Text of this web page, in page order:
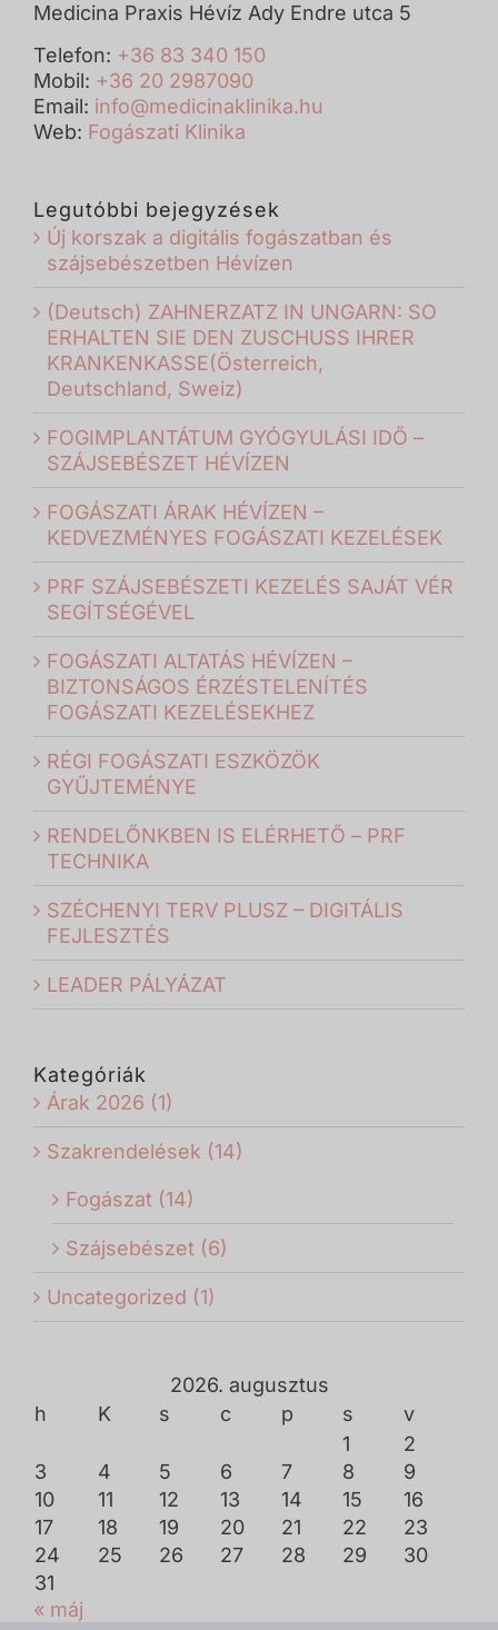
Medicina Praxis Hévíz Ady Endre utca 5
Telefon: +36 83 340 150
Mobil: +36 20 2987090
Email: info@medicinaklinika.hu
Web: Fogászati Klinika
Legutóbbi bejegyzések
Új korszak a digitális fogászatban és
szájsebészetben Hévízen
(Deutsch) ZAHNERZATZ IN UNGARN: SO
ERHALTEN SIE DEN ZUSCHUSS IHRER
KRANKENKASSE(Österreich,
Deutschland, Sweiz)
FOGIMPLANTÁTUM GYÓGYULÁSI IDŐ –
SZÁJSEBÉSZET HÉVÍZEN
FOGÁSZATI ÁRAK HÉVÍZEN –
KEDVEZMÉNYES FOGÁSZATI KEZELÉSEK
PRF SZÁJSEBÉSZETI KEZELÉS SAJÁT VÉR
SEGÍTSÉGÉVEL
FOGÁSZATI ALTATÁS HÉVÍZEN –
BIZTONSÁGOS ÉRZÉSTELENÍTÉS
FOGÁSZATI KEZELÉSEKHEZ
RÉGI FOGÁSZATI ESZKÖZÖK
GYŰJTEMÉNYE
RENDELŐNKBEN IS ELÉRHETŐ – PRF
TECHNIKA
SZÉCHENYI TERV PLUSZ – DIGITÁLIS
FEJLESZTÉS
LEADER PÁLYÁZAT
Kategóriák
Árak 2026 (1)
Szakrendelések (14)
Fogászat (14)
Szájsebészet (6)
Uncategorized (1)
2026. augusztus
h
K s c p s
v
1
2
3
4 5 6 7 8
9
10
11 12 13 14 15
16
17
18 19 20 21 22
23
24
25 26 27 28 29
30
31
« máj